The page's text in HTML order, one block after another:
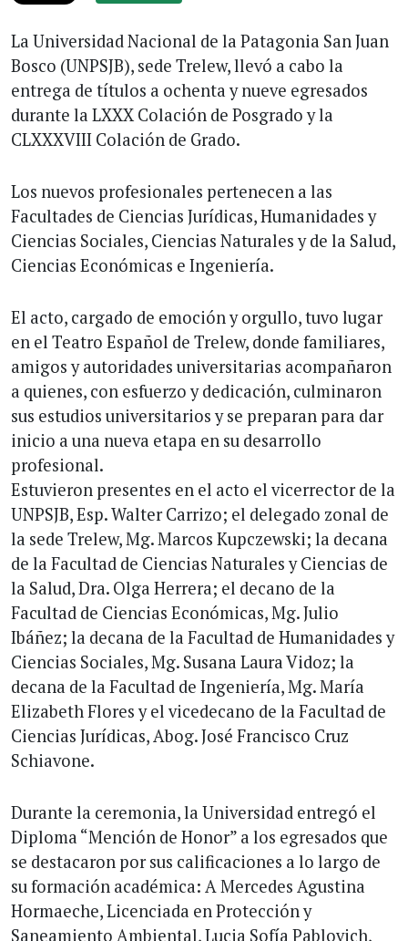
La Universidad Nacional de la Patagonia San Juan
Bosco (UNPSJB), sede Trelew, llevó a cabo la
entrega de títulos a ochenta y nueve egresados
durante la LXXX Colación de Posgrado y la
CLXXXVIII Colación de Grado.
Los nuevos profesionales pertenecen a las
Facultades de Ciencias Jurídicas, Humanidades y
Ciencias Sociales, Ciencias Naturales y de la Salud,
Ciencias Económicas e Ingeniería.
El acto, cargado de emoción y orgullo, tuvo lugar
en el Teatro Español de Trelew, donde familiares,
amigos y autoridades universitarias acompañaron
a quienes, con esfuerzo y dedicación, culminaron
sus estudios universitarios y se preparan para dar
inicio a una nueva etapa en su desarrollo
profesional.
Estuvieron presentes en el acto el vicerrector de la
UNPSJB, Esp. Walter Carrizo; el delegado zonal de
la sede Trelew, Mg. Marcos Kupczewski; la decana
de la Facultad de Ciencias Naturales y Ciencias de
la Salud, Dra. Olga Herrera; el decano de la
Facultad de Ciencias Económicas, Mg. Julio
Ibáñez; la decana de la Facultad de Humanidades y
Ciencias Sociales, Mg. Susana Laura Vidoz; la
decana de la Facultad de Ingeniería, Mg. María
Elizabeth Flores y el vicedecano de la Facultad de
Ciencias Jurídicas, Abog. José Francisco Cruz
Schiavone.
Durante la ceremonia, la Universidad entregó el
Diploma “Mención de Honor” a los egresados que
se destacaron por sus calificaciones a lo largo de
su formación académica: A Mercedes Agustina
Hormaeche, Licenciada en Protección y
Saneamiento Ambiental, Lucia Sofía Pablovich,